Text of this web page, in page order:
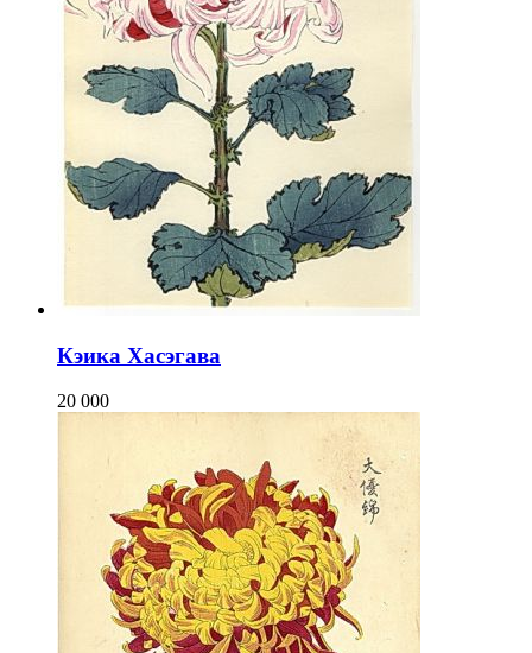
Кэика Хасэгава
20 000